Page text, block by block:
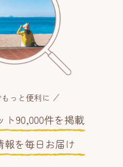
っと便利に
ト90,000件を掲載
報を毎日お届け